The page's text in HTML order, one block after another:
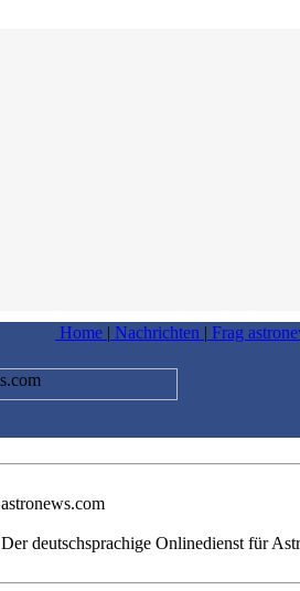
Home | Nachrichten | Frag
astronews.com
Der deutschsprachige Onlinedienst für